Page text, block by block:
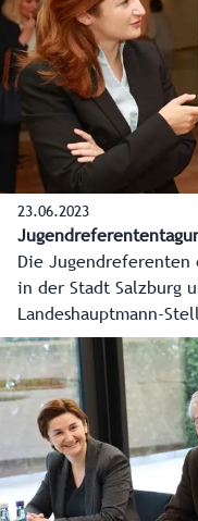
traf die neue Kinder-
Fellinger zu einem
23.06.2023
Die Jugendreferenten
in der Stadt Salzburg
Landeshauptmann-
Initiative Salzburgs
über künstliche
Digitalisierung und
wurde diskutiert.